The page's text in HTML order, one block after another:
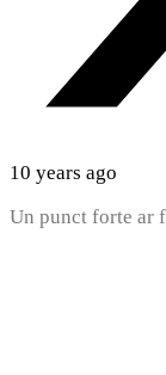
10 years ago
Un punct forte ar